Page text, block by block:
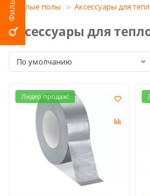
Теплые полы Аксессуары для
Аксессуары для
Лидер продаж!